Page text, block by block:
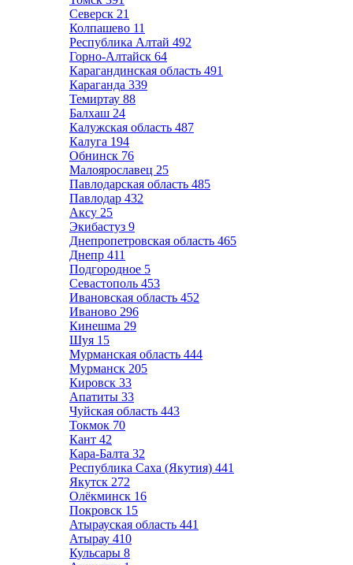
Северск 21
Колпашево 11
Республика Алтай 492
Горно-Алтайск 64
Карагандинская область 491
Караганда 339
Темиртау 88
Балхаш 24
Калужская область 487
Калуга 194
Обнинск 76
Малоярославец 25
Павлодарская область 485
Павлодар 432
Аксу 25
Экибастуз 9
Днепропетровская область 465
Днепр 411
Подгородное 5
Севастополь 453
Ивановская область 452
Иваново 296
Кинешма 29
Шуя 15
Мурманская область 444
Мурманск 205
Кировск 33
Апатиты 33
Чуйская область 443
Токмок 70
Кант 42
Кара-Балта 32
Республика Саха (Якутия) 441
Якутск 272
Олёкминск 16
Покровск 15
Атырауская область 441
Атырау 410
Кульсары 8